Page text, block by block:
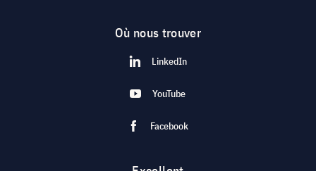
Où nous trouver
LinkedIn
YouTube
Facebook